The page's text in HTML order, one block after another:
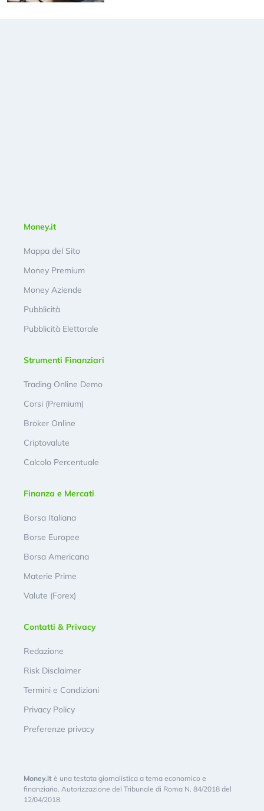
Money.it
Mappa del Sito
Money Premium
Money Aziende
Pubblicità
Pubblicità Elettorale
Strumenti Finanziari
Trading Online Demo
Corsi (Premium)
Broker Online
Criptovalute
Calcolo Percentuale
Finanza e Mercati
Borsa Italiana
Borse Europee
Borsa Americana
Materie Prime
Valute (Forex)
Contatti & Privacy
Redazione
Risk Disclaimer
Termini e Condizioni
Privacy Policy
Preferenze privacy
Money.it è una testata giornalistica a tema economico e
finanziario. Autorizzazione del Tribunale di Roma N. 84/2018 del
12/04/2018.